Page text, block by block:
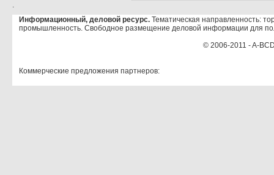
.
Информационный, деловой ресурс. Тематическая направленность:
промышленность. Свободное размещение деловой информации для
© 2006-2011 - A-
Коммерческие предложения партнеров: